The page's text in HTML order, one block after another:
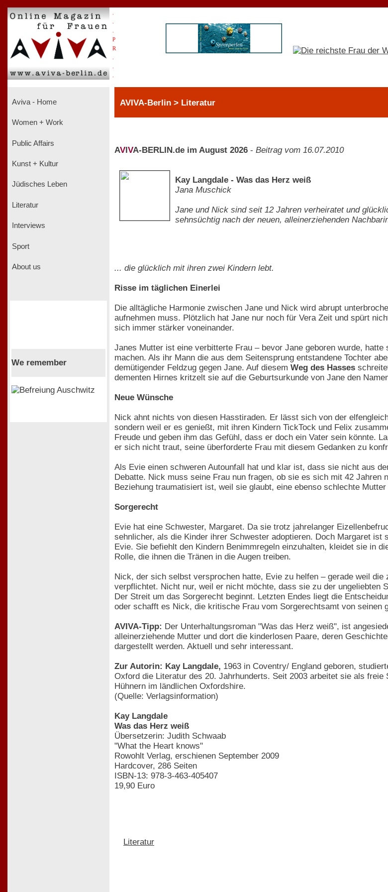
P
R
Aviva - Home
Women + Work
Public Affairs
Kunst + Kultur
Jüdisches Leben
Literatur
Interviews
Sport
About us
We remember
AVIVA-Berlin > Literatur
AV VA-BERLIN.de im August 2026 - Beitrag vom 16.07.2010
Kay Langdale - Was das Herz weiß
Jana Muschick
Jane und Nick sind seit 12 Jahren verheiratet und
sehnsüchtig nach der neuen, alleinerziehenden
... die glücklich mit ihren zwei Kindern lebt.
Risse im täglichen Einerlei
Die alltägliche Harmonie zwischen Jane und Nick wird abrupt
aufnehmen muss. Plötzlich hat Jane nur noch für Vera Zeit und spürt
sich immer stärker voneinander.
Janes Mutter ist eine verbitterte Frau – bevor Jane geboren wurde,
machen. Als ihr Mann die aus dem Seitensprung entstandene Tochter
demütigender Feldzug gegen Jane. Auf diesem Weg des Hasses
dementen Hirnes kritzelt sie auf die Geburtsurkunde von Jane den
Neue Wünsche
Nick ahnt nichts von diesen Hasstiraden. Er lässt sich von der
sondern weil er es genießt, mit ihren Kindern TickTock und Felix
Freude und geben ihm das Gefühl, dass er doch ein Vater sein könnte.
er sich nicht traut, seine überforderte Frau mit diesem Gedanken zu
Als Evie einen schweren Autounfall hat und klar ist, dass sie nicht aus
Debatte. Nick muss seine Frau nun fragen, ob sie es sich mit 42
Beziehung traumatisiert ist, weil sie glaubt, eine ebenso schlechte
Sorgerecht
Evie hat eine Schwester, Margaret. Da sie trotz jahrelanger
sehnlicher, als die Kinder ihrer Schwester adoptieren. Doch Margaret
Evie. Sie befiehlt den Kindern Benimmregeln einzuhalten, kleidet sie in
Rolle, die ihnen die Tränen in die Augen treiben.
Nick, der sich selbst versprochen hatte, Evie zu helfen – gerade weil
verpflichtet. Nicht nur, weil er nicht möchte, dass sie zu der
Der Streit um das Sorgerecht beginnt. Letzten Endes liegt die
oder schafft es Nick, die kritische Frau vom Sorgerechtsamt von seinen
AVIVA-Tipp: Der Unterhaltungsroman "Was das Herz weiß", ist
alleinerziehende Mutter und dort die kinderlosen Paare, deren
dargestellt werden. Aktuell und sehr interessant.
Zur Autorin: Kay Langdale, 1963 in Coventry/ England geboren,
Oxford die Literatur des 20. Jahrhunderts. Seit 2003 arbeitet sie als
Hühnern im ländlichen Oxfordshire.
(Quelle: Verlagsinformation)
Kay Langdale
Was das Herz weiß
Übersetzerin: Judith Schwaab
"What the Heart knows"
Rowohlt Verlag, erschienen September 2009
Hardcover, 286 Seiten
ISBN-13: 978-3-463-405407
19,90 Euro
Literatur